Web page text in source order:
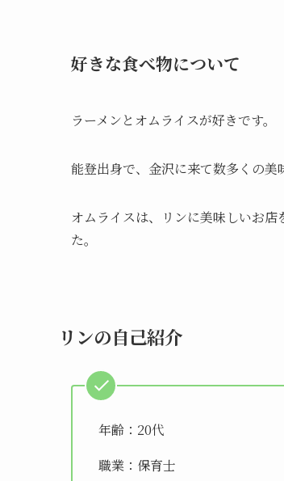
好きな食べ物について
ラーメンとオムライスが好きです。
能登出身で、金沢に来て数多くの美
オムライスは、リンに美味しいお
た。
リンの自己紹介
年齢：20代
職業：保育士